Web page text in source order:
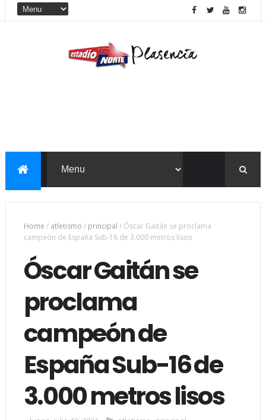
Home / atletismo / principal / Óscar Gaitán se proclama
campeón de España Sub-16 de 3.000 metros lisos
Óscar Gaitán se
proclama
campeón de
España Sub-16 de
3.000 metros lisos